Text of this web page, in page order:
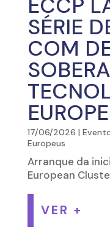
SÉRIE
COM
17/06/2026 |
Europeus
Arranque da
European
VER +